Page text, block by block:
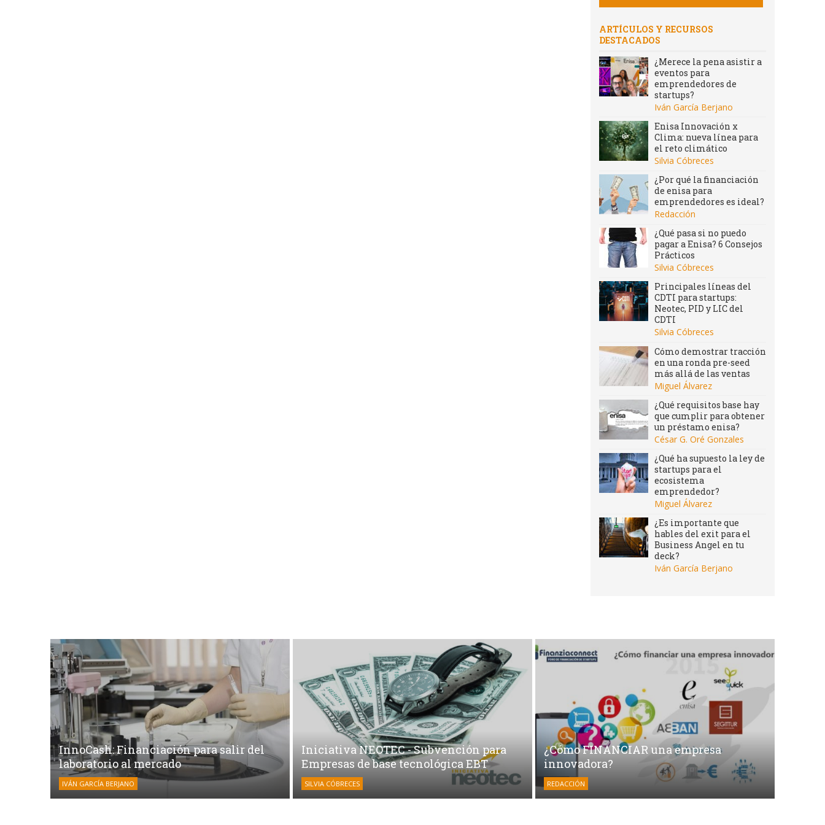
ARTÍCULOS Y RECURSOS
DESTACADOS
¿Merece la pena asistir a
eventos para
emprendedores de
startups?
Iván García Berjano
Enisa Innovación x
Clima: nueva línea para
el reto climático
Silvia Cóbreces
¿Por qué la financiación
de enisa para
emprendedores es ideal?
Redacción
¿Qué pasa si no puedo
pagar a Enisa? 6 Consejos
Prácticos
Silvia Cóbreces
Principales líneas del
CDTI para startups:
Neotec, PID y LIC del
CDTI
Silvia Cóbreces
Cómo demostrar tracción
en una ronda pre-seed
más allá de las ventas
Miguel Álvarez
¿Qué requisitos base hay
que cumplir para obtener
un préstamo enisa?
César G. Oré Gonzales
¿Qué ha supuesto la ley de
startups para el
ecosistema
emprendedor?
Miguel Álvarez
¿Es importante que
hables del exit para el
Business Angel en tu
deck?
Iván García Berjano
InnoCash: Financiación para salir del
laboratorio al mercado
IVÁN GARCÍA BERJANO
Iniciativa NEOTEC - Subvención para
Empresas de base tecnológica EBT
SILVIA CÓBRECES
¿Cómo FINANCIAR una empresa
innovadora?
REDACCIÓN